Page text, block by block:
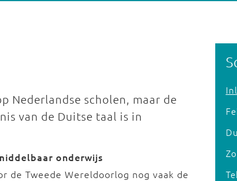
Nederlandse scholen, maar de
van de Duitse taal is in
onderwijs
de Tweede Wereldoorlog nog vaak de